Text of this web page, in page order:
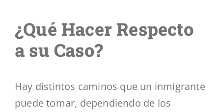
¿Qué Hacer Respecto
a su Caso?
Hay distintos caminos que un inmigrante
puede tomar, dependiendo de los